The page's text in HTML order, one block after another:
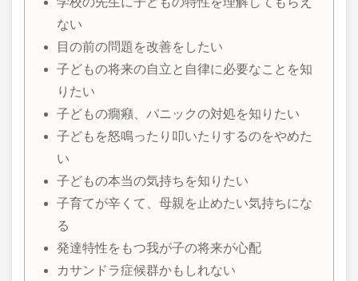
ない
目の前の問題を改善をしたい
子どもの将来の自立と自律に必要なことを知
りたい
子どもの癇癪、パニックの対処を知りたい
子どもを怒鳴ったり叩いたりするのをやめた
い
子どもの本当の気持ちを知りたい
子育てが辛くて、母親を止めたい気持ちにな
る
発達特性をもつ我が子の将来が心配
カサンドラ症候群かもしれない